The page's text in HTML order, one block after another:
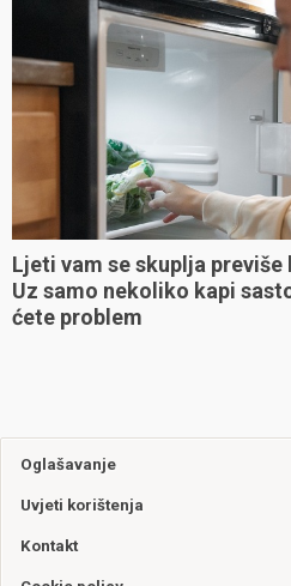
Ljeti vam se skuplja
Uz samo nekoliko kapi
ćete problem
Oglašavanje
Uvjeti korištenja
Kontakt